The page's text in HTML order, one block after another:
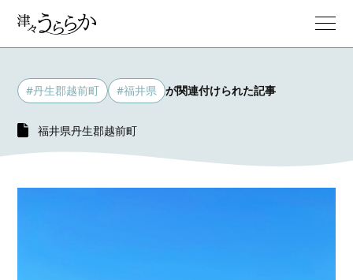
#丹生郡越前町 #福井県 が関連付けられた記事
福井県丹生郡越前町